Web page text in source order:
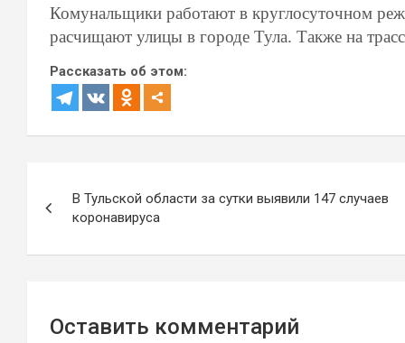
Комунальщики работают в круглосуточном
расчищают улицы в городе Тула. Также на
Рассказать об этом:
по
записям
В Тульской области за сутки выявили 147 случаев
коронавируса
Оставить комментарий